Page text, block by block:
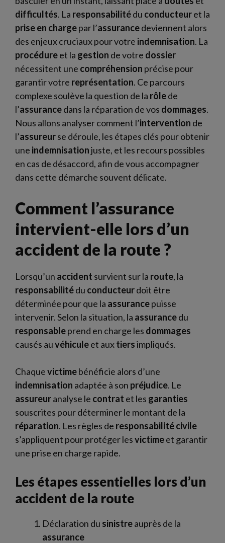
difficultés. La responsabilitédu conducteuret la
prise en chargepar l’assurancedeviennent alors
des enjeux cruciaux pour votre indemnisation. La
procédureet la gestion de votre dossier
nécessitent une compréhension précise pour
garantir votre représentation. Ce parcours
complexe soulève la question de la rôlede
l’assurancedans la réparation de vos dommages.
Nous allons analyser comment l’intervention de
l’assureurse déroule, les étapes clés pour obtenir
une indemnisationjuste, et les recours possibles
en cas de désaccord, afin de vous accompagner
dans cette démarche souvent délicate.
Comment l’assurance
intervient-elle lors d’un
accident de la route ?
Lorsqu’un accident survient sur la route, la
responsabilitédu conducteurdoit être
déterminée pour que la assurancepuisse
intervenir. Selon la situation, la assurancedu
responsableprend en charge les dommages
causés auvéhiculeet auxtiersimpliqués.
Chaquevictimebénéficie alors d’une
indemnisation adaptée à son préjudice. Le
assureuranalyse le contrat et les garanties
souscrites pour déterminer le montant de la
réparation. Les règles de responsabilité civile
s’appliquent pour protéger lesvictimeet garantir
une prise en charge rapide.
Les étapes essentielles lors d’un
accident de la route
Déclaration du sinistreauprès de la
assurance